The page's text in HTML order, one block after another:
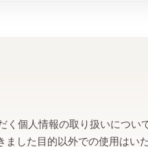
く個人情報の取り扱いにつ
した目的以外での使用はいた